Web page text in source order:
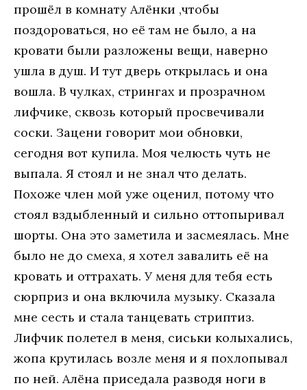
прошёл в комнату Алёнки ,чтобы
поздороваться, но её там не было, а на
кровати были разложены вещи, наверно
ушла в душ. И тут дверь открылась и она
вошла. В чулках, стрингах и прозрачном
лифчике, сквозь который просвечивали
соски. Зацени говорит мои обновки,
сегодня вот купила. Моя челюсть чуть не
выпала. Я стоял и не знал что делать.
Похоже член мой уже оценил, потому что
стоял вздыбленный и сильно оттопыривал
шорты. Она это заметила и засмеялась. Мне
было не до смеха, я хотел завалить её на
кровать и оттрахать. У меня для тебя есть
сюрприз и она включила музыку. Сказала
мне сесть и стала танцевать стриптиз.
Лифчик полетел в меня, сиськи колыхались,
жопа крутилась возле меня и я похлопывал
по ней. Алёна приседала разводя ноги в